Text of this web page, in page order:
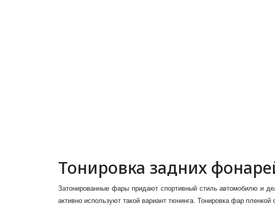
Тонировка задних
Затонированные фары придают спортивный стиль автомобилю и
активно используют такой вариант тюнинга. Тонировка фар